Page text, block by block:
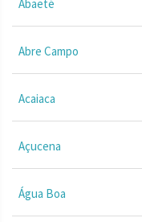
Abaeté
Abre Campo
Acaiaca
Açucena
Água Boa